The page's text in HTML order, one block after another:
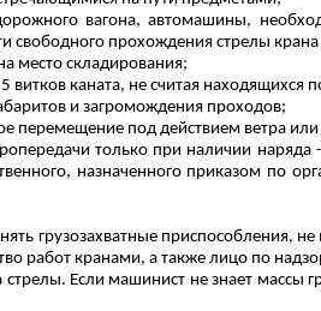
вагона, автомашины,
прохождения стрелы крана
место складирования;
витков каната, не считая
и загромождения проходов;
под действием ветра или
только при наличии
назначенного приказом по
грузозахватные приспособления,
работ кранами, а также лицо по
Если машинист не знает массы